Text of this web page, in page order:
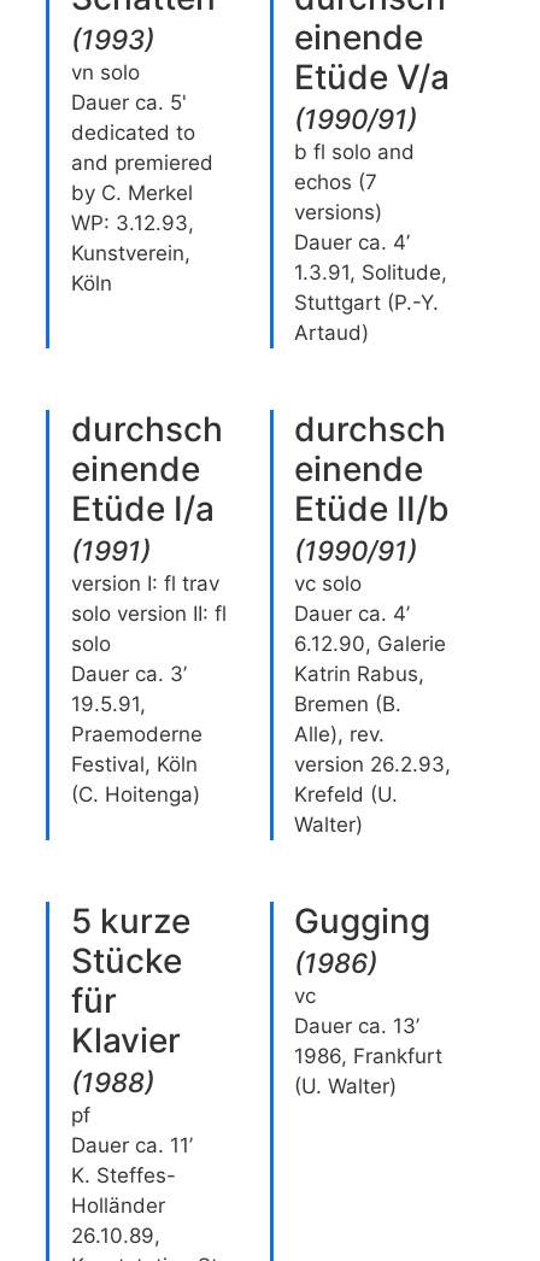
(1993)
vn solo
Dauer ca. 5'
dedicated to
and premiered
by C. Merkel
WP: 3.12.93,
Kunstverein,
Köln
einende
Etüde V/a
(1990/91)
b fl solo and
echos (7
versions)
Dauer ca. 4’
1.3.91, Solitude,
Stuttgart (P.-Y.
Artaud)
durchsch
einende
Etüde I/a
(1991)
version I: fl trav
solo version II: fl
solo
Dauer ca. 3’
19.5.91,
Praemoderne
Festival, Köln
(C. Hoitenga)
durchsch
einende
Etüde II/b
(1990/91)
vc solo
Dauer ca. 4’
6.12.90, Galerie
Katrin Rabus,
Bremen (B.
Alle), rev.
version 26.2.93,
Krefeld (U.
Walter)
5 kurze
Stücke
für
Klavier
(1988)
pf
Dauer ca. 11’
K. Steffes-
Holländer
26.10.89,
Gugging
(1986)
vc
Dauer ca. 13’
1986, Frankfurt
(U. Walter)